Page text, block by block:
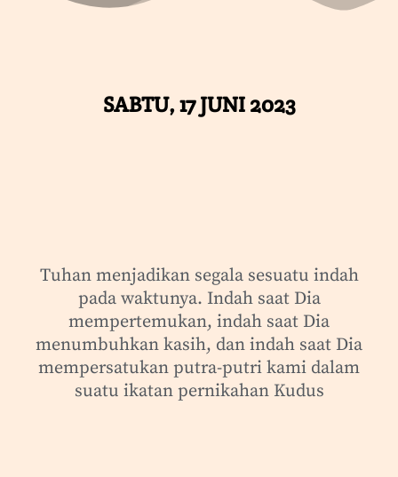
SABTU, 17 JUNI 2023
Tuhan menjadikan segala sesuatu indah
pada waktunya. Indah saat Dia
mempertemukan, indah saat Dia
menumbuhkan kasih, dan indah saat Dia
mempersatukan putra-putri kami dalam
suatu ikatan pernikahan Kudus